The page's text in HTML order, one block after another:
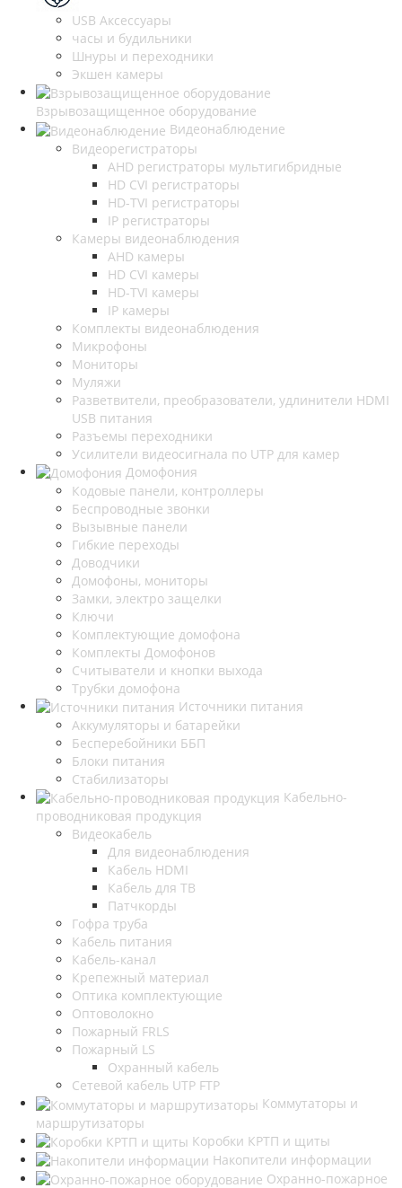
USB Аксессуары
часы и будильники
Шнуры и переходники
Экшен камеры
Взрывозащищенное оборудование
Видеонаблюдение
Видеорегистраторы
AHD регистраторы мультигибридные
HD CVI регистраторы
HD-TVI регистраторы
IP регистраторы
Камеры видеонаблюдения
AHD камеры
HD CVI камеры
HD-TVI камеры
IP камеры
Комплекты видеонаблюдения
Микрофоны
Мониторы
Муляжи
Разветвители, преобразователи, удлинители HDMI
USB питания
Разъемы переходники
Усилители видеосигнала по UTP для камер
Домофония
Кодовые панели, контроллеры
Беспроводные звонки
Вызывные панели
Гибкие переходы
Доводчики
Домофоны, мониторы
Замки, электро защелки
Ключи
Комплектующие домофона
Комплекты Домофонов
Считыватели и кнопки выхода
Трубки домофона
Источники питания
Аккумуляторы и батарейки
Бесперебойники ББП
Блоки питания
Стабилизаторы
Кабельно-
проводниковая продукция
Видеокабель
Для видеонаблюдения
Кабель HDMI
Кабель для ТВ
Патчкорды
Гофра труба
Кабель питания
Кабель-канал
Крепежный материал
Оптика комплектующие
Оптоволокно
Пожарный FRLS
Пожарный LS
Охранный кабель
Сетевой кабель UTP FTP
Коммутаторы и
маршрутизаторы
Коробки КРТП и щиты
Накопители информации
Охранно-пожарное